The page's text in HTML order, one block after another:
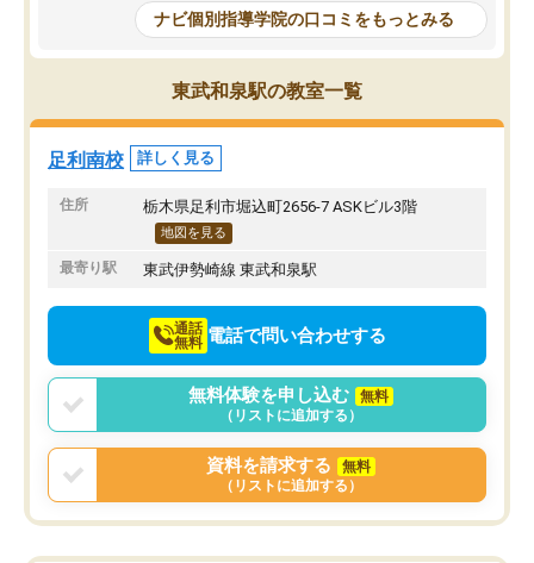
教室は少し狭い印象なので夜の時間帯
など生徒さんが多い時間帯は手狭では
ないかな？と感じます。
また駅前にあるのでアクセスは良いで
すが駐車場がないのでお迎えの際に近
隣のコインパーキングを利用または路
上駐車をするしかない点が少し不便で
方を丁寧に教えてくださ
が深まっていると感じま
熱心で、一人ひとりの苦
握し、復習や講習を通し
前より勉強に前向きに取
りたいと思える塾です。
ナビ個別指導学院の口コミをもっとみる
東武和泉駅の教室一覧
足利南校 詳しく見る
住所 栃木県足利市堀込町2656-7 ASKビル3階
地図を見る
最寄り駅 東武伊勢崎線 東武和泉駅
通話
無料 電話で問い合わせする
無料体験を申し込む
無料
（リストに追加する）
資料を請求する
無料
（リストに追加する）